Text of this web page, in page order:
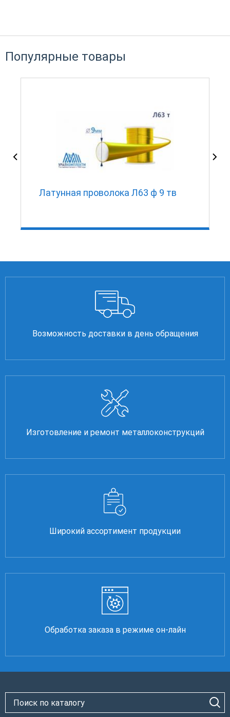
Популярные товары
Латунная проволока Л63 ф 9 тв
Возможность доставки в день обращения
Изготовление и ремонт металлоконструкций
Широкий ассортимент продукции
Обработка заказа в режиме он-лайн